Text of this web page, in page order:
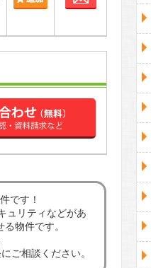
です！
ュリティなどがあ
物件です。
ご相談ください。